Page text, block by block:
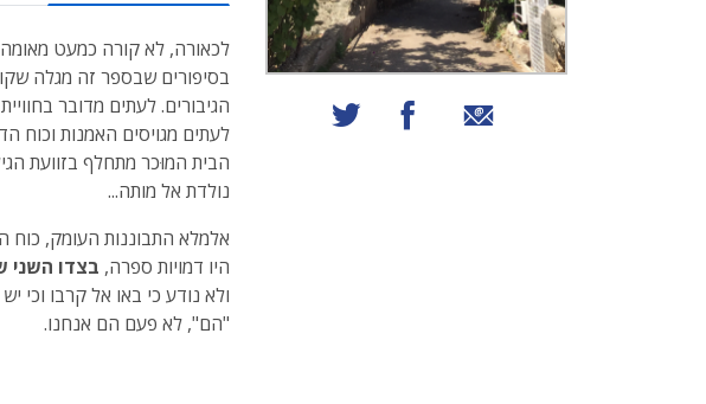
שיתוף באמצעות אימייל
שיתוף בפייסבוקשיתוף בטוויטר
לכאורה, לא קורה כמעט מאומה
בסיפורים שבספר זה מגלה
הגיבורים. לעתים מדובר
לעתים מגויסים האמנות וכוח
הבית המוּכר מתחלף בזוועת
נולדת אל מותה...
אלמלא התבוננות העומק, כוח
היו דמויות ספרה, בצדו השני
ולא נודע כי באו אל קרבו וכי
"הם", לא פעם הם אנחנו.